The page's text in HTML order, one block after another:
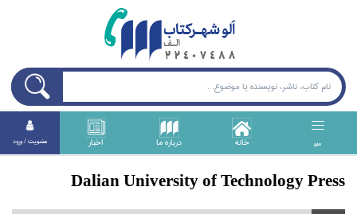
منو خانه درباره ما اخبار عضويت / ورود
Dalian University of Technology Press